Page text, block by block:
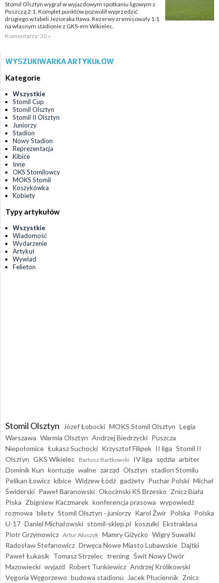
Stomil Olsztyn wygrał w wyjazdowym spotkaniu ligowym z
Puszczą 2:1. Komplet punktów pozwolił wyprzedzić
drugiego w tabeli Jezioraka Iława. Rezerwy zremisowały 1:1
na własnym stadionie z GKS-em Wikielec.
Komentarzy: 30 »
WYSZUKIWARKA ARTYKUŁÓW
Kategorie
Wszystkie
Stomil Cup
Stomil Olsztyn
Stomil II Olsztyn
Juniorzy
Stadion
Nowy Stadion
Reprezentacja
Kibice
Inne
OKS Stomilowcy
MOKS Stomil
Koszykówka
Kobiety
Typy artykułów
Wszystkie
Wiadomość
Wydarzenie
Artykuł
Wywiad
Felieton
Stomil Olsztyn Józef Łobocki MOKS Stomil Olsztyn Legia
Warszawa Warmia Olsztyn Andrzej Biedrzycki Puszcza
Niepołomice Łukasz Suchocki Krzysztof Filipek II liga Stomil II
Olsztyn GKS Wikielec Bartosz Bartkowski IV liga sędzia arbiter
Dominik Kun kontuzje walne zarząd Olsztyn stadion Stomilu
Pelikan Łowicz kibice Widzew Łódź gadżety Puchar Polski Michał
Świderski Paweł Baranowski Okocimski KS Brzesko Znicz Biała
Piska Zbigniew Kaczmarek konferencja prasowa wypowiedź
rozmowa bilety Stomil Olsztyn - juniorzy Karol Żwir Polska Polska
U-17 Daniel Michałowski stomil-sklep.pl koszulki Ekstraklasa
Piotr Grzymowicz Artur Aluszyk Mamry Giżycko Wigry Suwałki
Radosław Stefanowicz Drwęca Nowe Miasto Lubawskie Dajtki
Paweł Łukasik Tomasz Strzelec trening Świt Nowy Dwór
Mazowiecki wyjazd Robert Tunkiewicz Andrzej Królikowski
Vęgoria Węgorzewo budowa stadionu Jacek Płuciennik Znicz